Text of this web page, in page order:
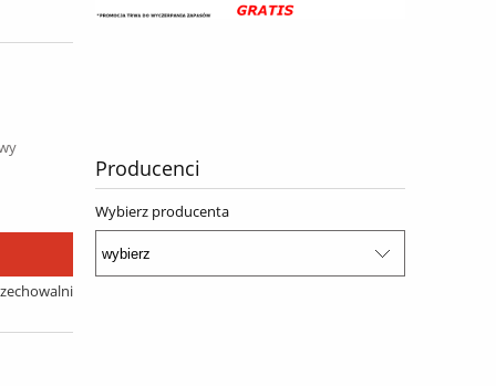
Producenci
Wybierz producenta